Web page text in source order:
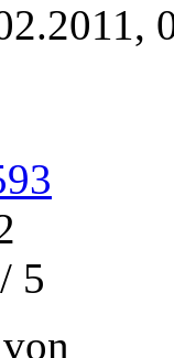
5